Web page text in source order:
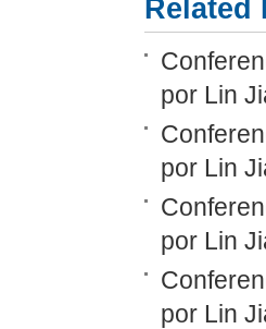
Related
por Lin
por Lin
por Lin
por Lin